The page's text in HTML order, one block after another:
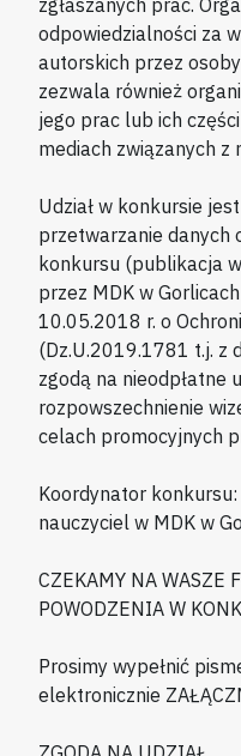
odpowiedzialności za
autorskich przez
zezwala również
jego prac lub ich
mediach związanych z
Udział w konkursie
przetwarzanie danych
konkursu (publikacja
przez MDK w
10.05.2018 r. o
(Dz.U.2019.1781 t.j. z
zgodą na nieodpłatne
rozpowszechnienie
celach promocyjnych
Koordynator
nauczyciel w MDK w
CZEKAMY NA WASZE
POWODZENIA W
Prosimy wypełnić
elektronicznie